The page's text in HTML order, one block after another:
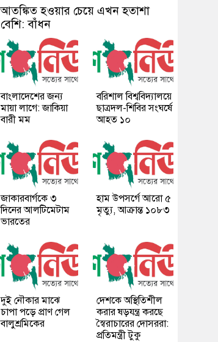
আতঙ্কিত হওয়ার চেয়ে এখন হতাশা
বেশি: বাঁধন
বাংলাদেশের জন্য
মায়া লাগে: জাকিয়া
বারী মম
বরিশাল বিশ্ববিদ্যালয়ে
ছাত্রদল-শিবির সংঘর্ষে
আহত ১০
জাকারবার্গকে ৩
দিনের আলটিমেটাম
ভারতের
হাম উপসর্গে আরো ৫
মৃত্যু, আক্রান্ত ১০৮৩
দুই নৌকার মাঝে
চাপা পড়ে প্রাণ গেল
বালুশ্রমিকের
দেশকে অস্থিতিশীল
করার ষড়যন্ত্র করছে
স্বৈরাচারের দোসররা:
প্রতিমন্ত্রী টুকু